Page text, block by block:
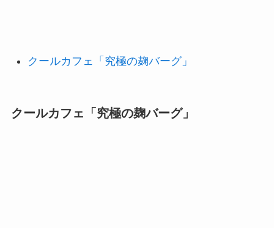
クールカフェ「究極の麹バーグ」
クールカフェ「究極の麹バーグ」